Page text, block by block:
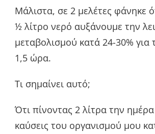
Μάλιστα, σε 2 μελέτες φάνηκε
½ λίτρο νερό αυξάνουμε την
μεταβολισμού κατά 24-30% για
1,5 ώρα.
Τι σημαίνει αυτό;
Ότι πίνοντας 2 λίτρα την
καύσεις του οργανισμού μου